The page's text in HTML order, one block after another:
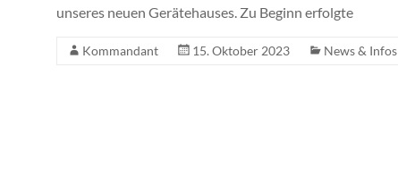
unseres neuen Gerätehauses. Zu Beginn erfolgte
Kommandant 15. Oktober 2023 News & Infos